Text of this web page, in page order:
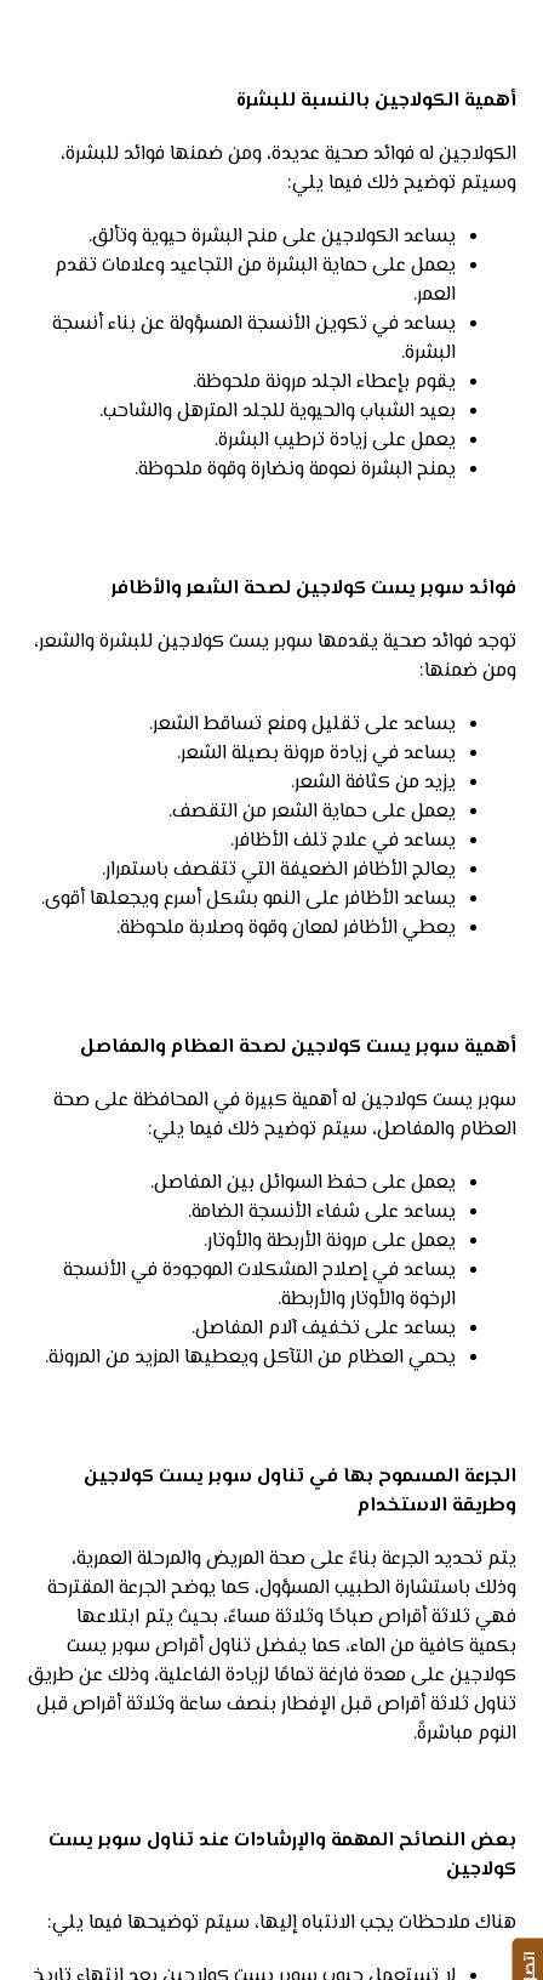
أهمية الكولاجين بالنسبة للبشرة
الكولاجين له فوائد صحية عديدة، ومن ضمنها فوائد للبشرة،
وسيتم توضيح ذلك فيما يلي:
يساعد الكولاجين على منح البشرة حيوية وتألق.
يعمل على حماية البشرة من التجاعيد وعلامات تقدم
العمر.
يساعد في تكوين الأنسجة المسؤولة عن بناء أنسجة
البشرة.
يقوم بإعطاء الجلد مرونة ملحوظة.
بعيد الشباب والحيوية للجلد المترهل والشاحب.
يعمل على زيادة ترطيب البشرة.
يمنح البشرة نعومة ونضارة وقوة ملحوظة.
فوائد سوبر يست كولاجين لصحة الشعر والأظافر
توجد فوائد صحية يقدمها سوبر يست كولاجين للبشرة والشعر،
ومن ضمنها:
يساعد على تقليل ومنع تساقط الشعر.
يساعد في زيادة مرونة بصيلة الشعر.
يزيد من كثافة الشعر.
يعمل على حماية الشعر من التقصف.
يساعد في علاج تلف الأظافر.
يعالج الأظافر الضعيفة التي تتقصف باستمرار.
يساعد الأظافر على النمو بشكل أسرع ويجعلها أقوى.
يعطي الأظافر لمعان وقوة وصلابة ملحوظة.
أهمية سوبر يست كولاجين لصحة العظام والمفاصل
سوبر يست كولاجين له أهمية كبيرة في المحافظة على صحة
العظام والمفاصل، سيتم توضيح ذلك فيما يلي:
يعمل على حفظ السوائل بين المفاصل.
يساعد على شفاء الأنسجة الضامة.
يعمل على مرونة الأربطة والأوتار.
يساعد في إصلاح المشكلات الموجودة في الأنسجة
الرخوة والأوتار والأربطة.
يساعد على تخفيف آلام المفاصل.
يحمي العظام من التآكل ويعطيها المزيد من المرونة.
الجرعة المسموح بها في تناول سوبر يست كولاجين
وطريقة الاستخدام
يتم تحديد الجرعة بناءً على صحة المريض والمرحلة العمرية،
وذلك باستشارة الطبيب المسؤول، كما يوضح الجرعة المقترحة
فهي ثلاثة أقراص صباحًا وثلاثة مساءً، بحيث يتم ابتلاعها
بكمية كافية من الماء، كما يفضل تناول أقراص سوبر يست
كولاجين على معدة فارغة تمامًا لزيادة الفاعلية، وذلك عن طريق
تناول ثلاثة أقراص قبل الإفطار بنصف ساعة وثلاثة أقراص قبل
النوم مباشرةً.
بعض النصائح المهمة والإرشادات عند تناول سوبر يست
كولاجين
هناك ملاحظات يجب الانتباه إليها، سيتم توضيحها فيما يلي: